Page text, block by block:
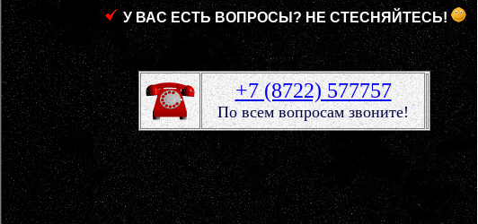
У ВАС ЕСТЬ ВОПРОСЫ? НЕ СТЕСНЯЙТЕСЬ!
+7 (8722) 577757
По всем вопросам звоните!